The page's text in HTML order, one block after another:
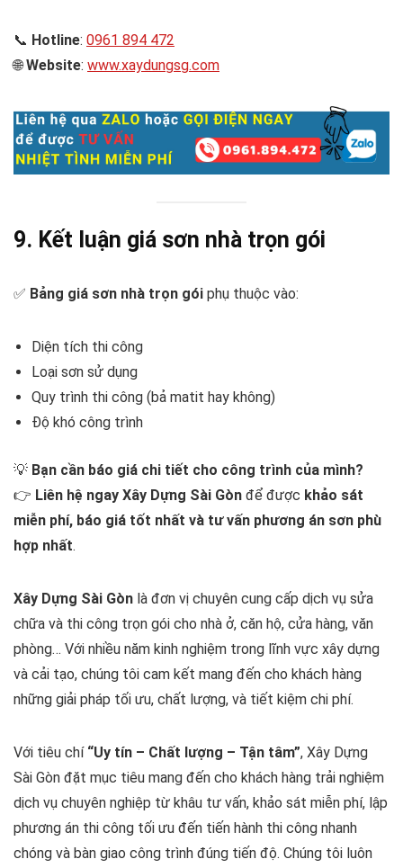
📞 Hotline: 0961 894 472
🌐Website: www.xaydungsg.com
9. Kết luận giá sơn nhà trọn gói
✅ Bảng giá sơn nhà trọn gói phụ thuộc vào:
Diện tích thi công
Loại sơn sử dụng
Quy trình thi công (bả matit hay không)
Độ khó công trình
💡 Bạn cần báo giá chi tiết cho công trình của mình?
👉 Liên hệ ngay Xây Dựng Sài Gòn để được khảo sát
miễn phí, báo giá tốt nhất và tư vấn phương án sơn phù
hợp nhất.
Xây Dựng Sài Gòn là đơn vị chuyên cung cấp dịch vụ sửa
chữa và thi công trọn gói cho nhà ở, căn hộ, cửa hàng, văn
phòng… Với nhiều năm kinh nghiệm trong lĩnh vực xây dựng
và cải tạo, chúng tôi cam kết mang đến cho khách hàng
những giải pháp tối ưu, chất lượng, và tiết kiệm chi phí.
Với tiêu chí “Uy tín – Chất lượng – Tận tâm”, Xây Dựng
Sài Gòn đặt mục tiêu mang đến cho khách hàng trải nghiệm
dịch vụ chuyên nghiệp từ khâu tư vấn, khảo sát miễn phí, lập
phương án thi công tối ưu đến tiến hành thi công nhanh
chóng và bàn giao công trình đúng tiến độ. Chúng tôi luôn